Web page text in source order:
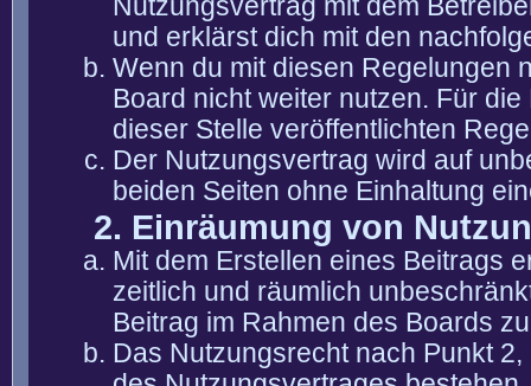
Nutzungsvertrag mit dem
und erklärst dich mit den
Wenn du mit diesen Regelungen
Board nicht weiter nutzen. Für
dieser Stelle veröffentlichten
Der Nutzungsvertrag wird auf
beiden Seiten ohne Einhaltung
2. Einräumung von
Mit dem Erstellen eines Beitrags
zeitlich und räumlich
Beitrag im Rahmen des Boards
Das Nutzungsrecht nach Punkt